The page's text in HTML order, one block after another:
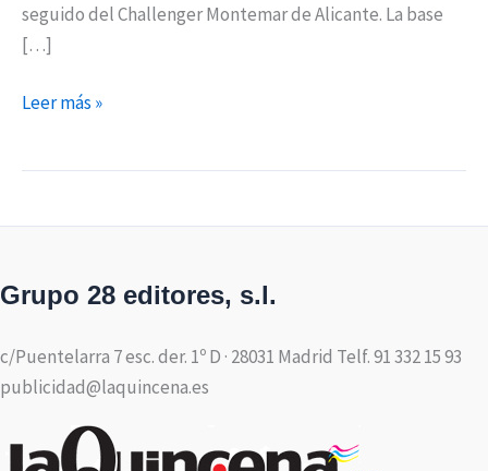
seguido del Challenger Montemar de Alicante. La base
[…]
Leer más »
Grupo 28 editores, s.l.
c/Puentelarra 7 esc. der. 1º D · 28031 Madrid Telf. 91 332 15 93
publicidad@laquincena.es